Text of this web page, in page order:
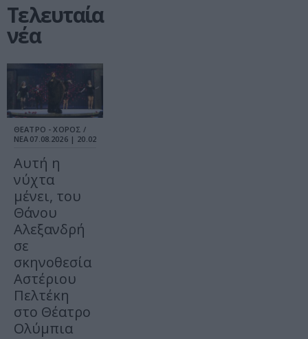
Τελευταία
νέα
ΘΕΑΤΡΟ - ΧΟΡΟΣ /
ΝΕΑ 07.08.2026 | 20.02
Αυτή η
νύχτα
μένει, του
Θάνου
Αλεξανδρή
σε
σκηνοθεσία
Αστέριου
Πελτέκη
στο Θέατρο
Ολύμπια